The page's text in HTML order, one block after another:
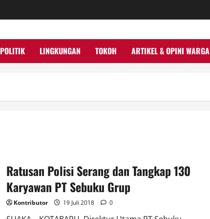
POLITIK LINGKUNGAN TOKOH ARTIKEL & OPINI WARGA
Ratusan Polisi Serang dan Tangkap 130
Karyawan PT Sebuku Grup
Kontributor 19 Juli 2018 0